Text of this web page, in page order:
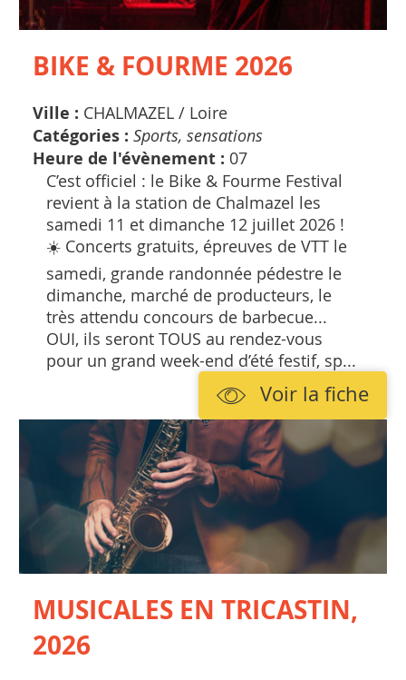
BIKE & FOURME 2026
Ville : CHALMAZEL / Loire
Catégories : Sports, sensations
Heure de l'évènement : 07
C’est officiel : le Bike & Fourme Festival
revient à la station de Chalmazel les
samedi 11 et dimanche 12 juillet 2026 !
☀️ Concerts gratuits, épreuves de VTT le
samedi, grande randonnée pédestre le
dimanche, marché de producteurs, le
très attendu concours de barbecue...
OUI, ils seront TOUS au rendez-vous
pour un grand week-end d’été festif, sp...
Voir la fiche
MUSICALES EN TRICASTIN,
2026